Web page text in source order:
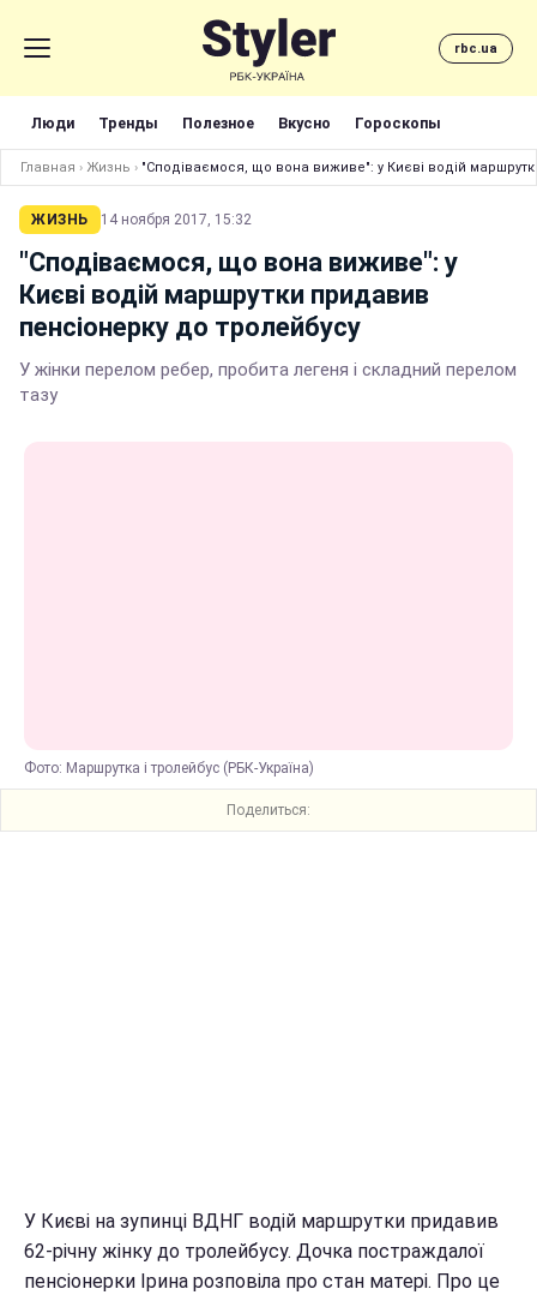
rbc.ua
Люди Тренды Полезное Вкусно Гороскопы
Главная › Жизнь › "Сподіваємося, що вона виживе": у Києві водій
ЖИЗНЬ 14 ноября 2017, 15:32
"Сподіваємося, що вона виживе": у
Києві водій маршрутки придавив
пенсіонерку до тролейбусу
У жінки перелом ребер, пробита легеня і складний перелом
тазу
Фото: Маршрутка і тролейбус (РБК-Україна)
Поделиться:
У Києві на зупинці ВДНГ водій маршрутки придавив
62-річну жінку до тролейбусу. Дочка постраждалої
пенсіонерки Ірина розповіла про стан матері. Про це